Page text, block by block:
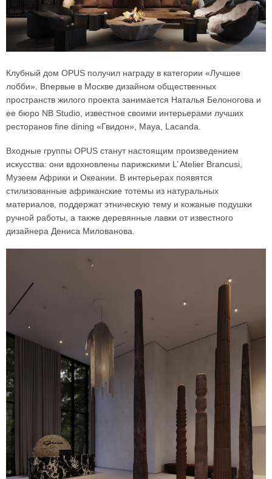
Клубный дом OPUS получил награду в категории «Лучшее
лобби». Впервые в Москве дизайном общественных
пространств жилого проекта занимается Наталья Белоногова и
ее бюро NB Studio, известное своими интерьерами лучших
ресторанов fine dining «Гвидон», Maya, Lacanda.
Входные группы OPUS станут настоящим произведением
искусства: они вдохновлены парижскими L’ Atelier Brancusi,
Музеем Африки и Океании. В интерьерах появятся
стилизованные африканские тотемы из натуральных
материалов, поддержат этническую тему и кожаные подушки
ручной работы, а также деревянные лавки от известного
дизайнера Дениса Милованова.